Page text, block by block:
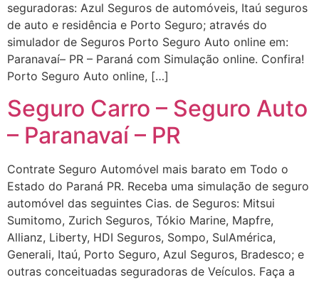
seguradoras: Azul Seguros de automóveis, Itaú seguros
de auto e residência e Porto Seguro; através do
simulador de Seguros Porto Seguro Auto online em:
Paranavaí– PR – Paraná com Simulação online. Confira!
Porto Seguro Auto online, […]
Seguro Carro – Seguro Auto
– Paranavaí – PR
Contrate Seguro Automóvel mais barato em Todo o
Estado do Paraná PR. Receba uma simulação de seguro
automóvel das seguintes Cias. de Seguros: Mitsui
Sumitomo, Zurich Seguros, Tókio Marine, Mapfre,
Allianz, Liberty, HDI Seguros, Sompo, SulAmérica,
Generali, Itaú, Porto Seguro, Azul Seguros, Bradesco; e
outras conceituadas seguradoras de Veículos. Faça a